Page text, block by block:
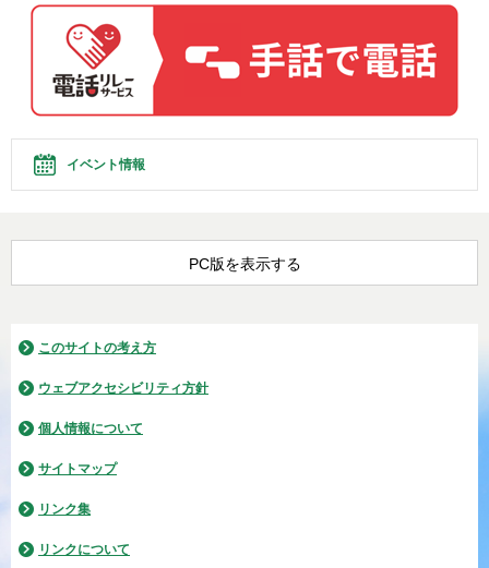
イベント情報
PC版を表示する
このサイトの考え方
ウェブアクセシビリティ方針
個人情報について
サイトマップ
リンク集
リンクについて